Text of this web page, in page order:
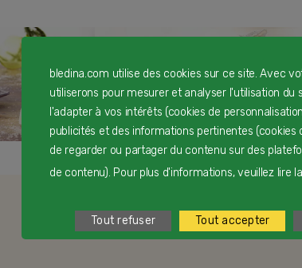
Charlotte de Pâques
Dès 24 mois
bledina.com utilise des cookies sur ce site. Avec
utiliserons pour mesurer et analyser l'utilisation du
l'adapter à vos intérêts (cookies de
publicités et des informations pertinentes
de regarder ou partager du contenu sur des
de contenu). Pour plus d'informations, veuillez lire la
Tout refuser Tout accepter